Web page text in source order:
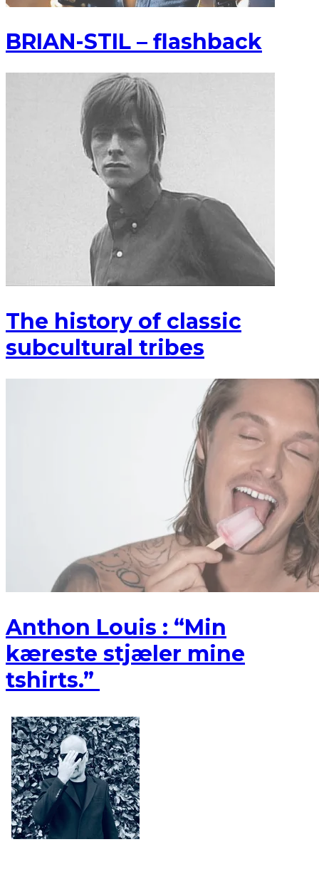
BRIAN-STIL – flashback
The history of classic
subcultural tribes
Anthon Louis : “Min
kæreste stjæler mine
tshirts.”